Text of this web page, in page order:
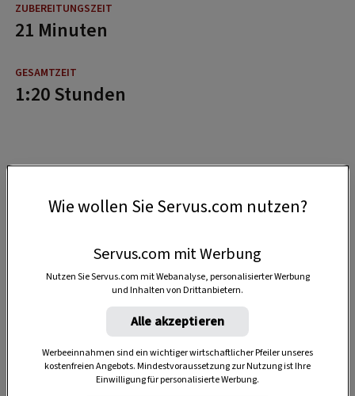
21 Minuten
1:20 Stunden
Wie wollen Sie Servus.com nutzen?
Servus.com mit Werbung
Nutzen Sie Servus.com mit Webanalyse, personalisierter Werbung
und Inhalten von Drittanbietern.
Alle akzeptieren
Werbeeinnahmen sind ein wichtiger wirtschaftlicher Pfeiler unseres
kostenfreien Angebots. Mindestvoraussetzung zur Nutzung ist Ihre
Einwilligung für personalisierte Werbung.